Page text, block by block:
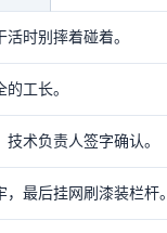
时别摔着碰着。
工长。
术负责人签字确认。
最后挂网刷漆装栏杆。